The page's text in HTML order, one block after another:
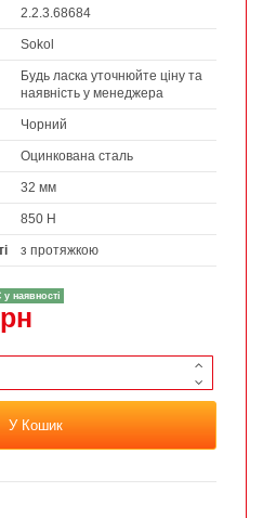
2.2.3.68684
Sokol
Будь ласка уточнюйте ціну та
наявність у менеджера
Чорний
Оцинкована сталь
32 мм
850 Н
з протяжкою
наявності
У Кошик